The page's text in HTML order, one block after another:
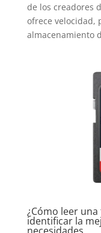
de los creadores
ofrece velocidad,
almacenamiento
¿Cómo leer
identificar la